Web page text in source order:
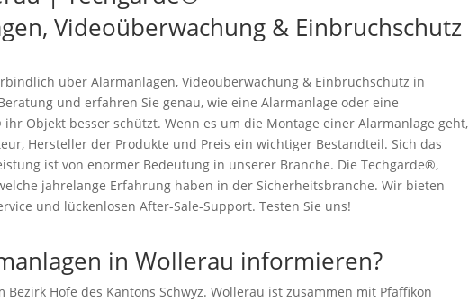
Videoüberwachung & Einbruchschutz
über Alarmanlagen, Videoüberwachung & Einbruchschutz in
und erfahren Sie genau, wie eine Alarmanlage oder eine
Objekt besser schützt. Wenn es um die Montage einer Alarmanlage geht,
Hersteller der Produkte und Preis ein wichtiger Bestandteil. Sich das
ist von enormer Bedeutung in unserer Branche. Die Techgarde®,
jahrelange Erfahrung haben in der Sicherheitsbranche. Wir bieten
und lückenlosen After-Sale-Support. Testen Sie uns!
in Wollerau informieren?
Höfe des Kantons Schwyz. Wollerau ist zusammen mit Pfäffikon